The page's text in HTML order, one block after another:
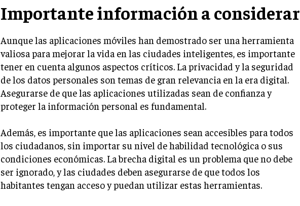
Importante información a considerar
Aunque las aplicaciones móviles han demostrado ser una herramienta
valiosa para mejorar la vida en las ciudades inteligentes, es importante
tener en cuenta algunos aspectos críticos. La privacidad y la seguridad
de los datos personales son temas de gran relevancia en la era digital.
Asegurarse de que las aplicaciones utilizadas sean de confianza y
proteger la información personal es fundamental.
Además, es importante que las aplicaciones sean accesibles para todos
los ciudadanos, sin importar su nivel de habilidad tecnológica o sus
condiciones económicas. La brecha digital es un problema que no debe
ser ignorado, y las ciudades deben asegurarse de que todos los
habitantes tengan acceso y puedan utilizar estas herramientas.